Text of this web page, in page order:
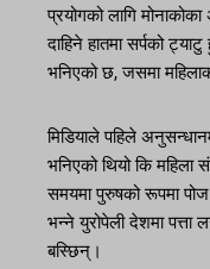
प्रयोगको लागि
दाहिने हातमा सर्पको
भनिएको छ, जसमा
मिडियाले पहिले
भनिएको थियो कि महिला
समयमा पुरुषको रूपमा पोज
भन्ने युरोपेली देशमा पत्ता
बस्छिन्।